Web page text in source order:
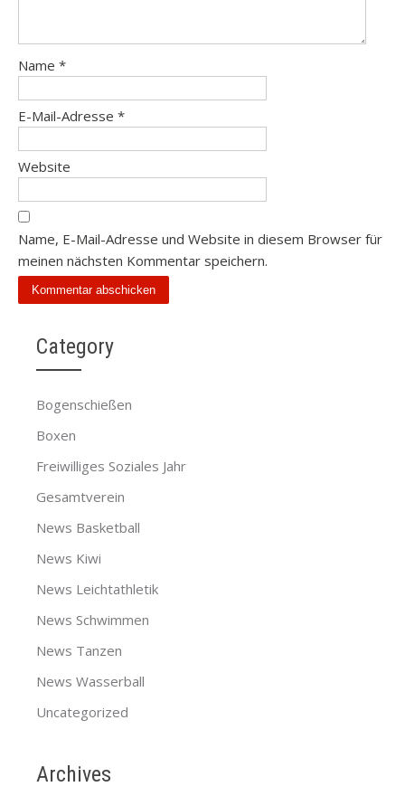
Name *
E-Mail-Adresse *
Website
Name, E-Mail-Adresse und Website in diesem Browser für
meinen nächsten Kommentar speichern.
Category
Bogenschießen
Boxen
Freiwilliges Soziales Jahr
Gesamtverein
News Basketball
News Kiwi
News Leichtathletik
News Schwimmen
News Tanzen
News Wasserball
Uncategorized
Archives